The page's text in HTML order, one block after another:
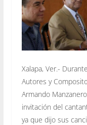
Xalapa, Ver.-
Autores y
Armando
invitación del
ya que dijo sus